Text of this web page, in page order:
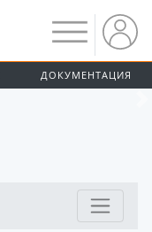
ДОКУМЕНТАЦИЯ